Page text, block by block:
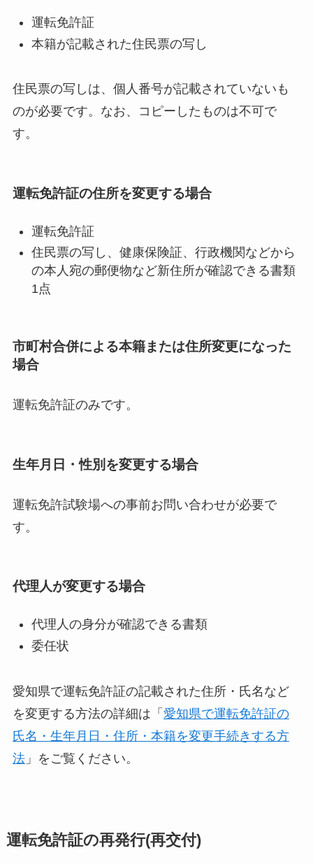
運転免許証
本籍が記載された住民票の写し
住民票の写しは、個人番号が記載されていないも
のが必要です。なお、コピーしたものは不可で
す。
運転免許証の住所を変更する場合
運転免許証
住民票の写し、健康保険証、行政機関などから
の本人宛の郵便物など新住所が確認できる書類
1点
市町村合併による本籍または住所変更になった
場合
運転免許証のみです。
生年月日・性別を変更する場合
運転免許試験場への事前お問い合わせが必要で
す。
代理人が変更する場合
代理人の身分が確認できる書類
委任状
愛知県で運転免許証の記載された住所・氏名など
を変更する方法の詳細は「 愛知県で運転免許証の
氏名・生年月日・住所・本籍を変更手続きする方
法」をご覧ください。
運転免許証の再発行(再交付)